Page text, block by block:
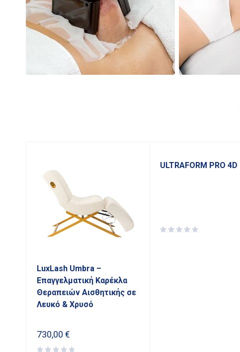
LuxLash Umbra –
Επαγγελματική Καρέκλα
Θεραπειών Αισθητικής σε
Λευκό & Χρυσό
730,00 €
ULTRAFORM PRO 4D